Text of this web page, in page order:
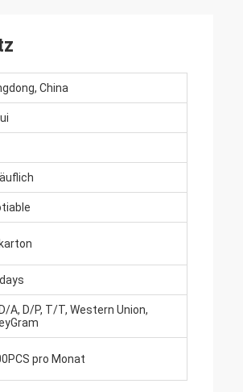
China
A, D/P, T/T, Western Union,
pro Monat